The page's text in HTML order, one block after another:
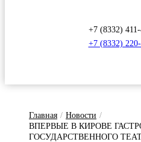
+7 (8332)
+7 (8332)
Главная / Новости /
ВПЕРВЫЕ В КИРОВЕ
ГОСУДАРСТВЕННОГО